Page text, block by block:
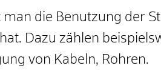
man die Benutzung der
Dazu zählen
von Kabeln, Rohren.